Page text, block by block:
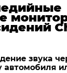
звука
автомобиля